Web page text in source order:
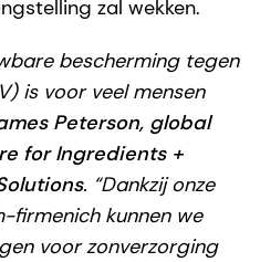
zal wekken.
bescherming tegen
is voor veel mensen
Peterson, global
for Ingredients +
. “Dankzij onze
firmenich kunnen we
voor zonverzorging